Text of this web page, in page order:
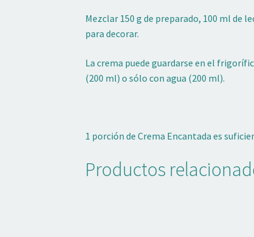
Mezclar 150 g de preparado, 100 ml de
para decorar.
La crema puede guardarse en el
(200 ml) o sólo con agua (200 ml).
1 porción de Crema Encantada es
Productos